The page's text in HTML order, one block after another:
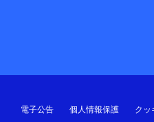
電子公告 個人情報保護 クッ